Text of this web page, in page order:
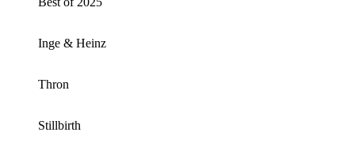
Inge & Heinz
Thron
Stillbirth